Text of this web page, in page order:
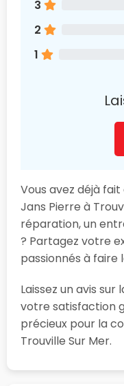
3
2
1
Vous avez déjà
Jans Pierre à
réparation, un
? Partagez votre
passionnés à faire
Laissez un avis
votre satisfaction
précieux pour la
Trouville Sur Mer.